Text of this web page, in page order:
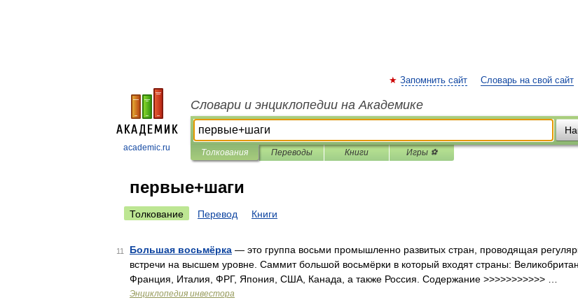
academic.ru
Запомнить сайт Словарь на свой сайт
Словари и энциклопедии на Академике
Толкования Переводы Книги Игры ⚽
первые+шаги
Толкование Перевод Книги
11 Большая восьмёрка — это группа восьми промышленно развитых стран, проводящая
встречи на высшем уровне. Саммит большой восьмёрки в который входят страны:
Франция, Италия, ФРГ, Япония, США, Канада, а также Россия. Содержание >>>>>>>>>>> …
Энциклопедия инвестора